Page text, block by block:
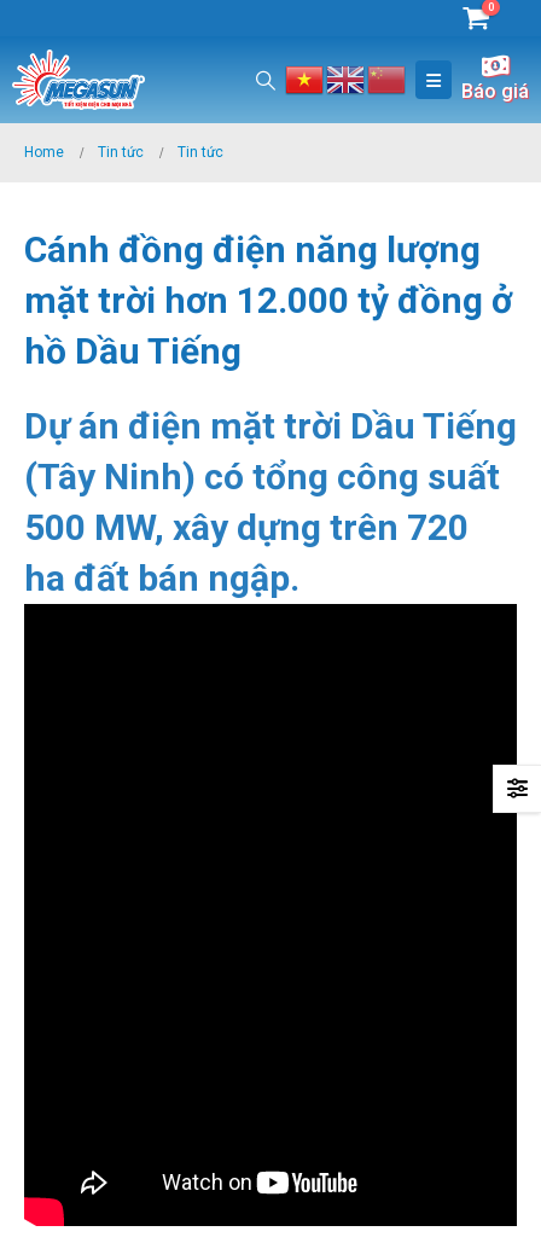
0
Báo giá
Home Tin tức Tin tức
Cánh đồng điện năng lượng
mặt trời hơn 12.000 tỷ đồng ở
hồ Dầu Tiếng
Dự án điện mặt trời Dầu Tiếng
(Tây Ninh) có tổng công suất
500 MW, xây dựng trên 720
ha đất bán ngập.